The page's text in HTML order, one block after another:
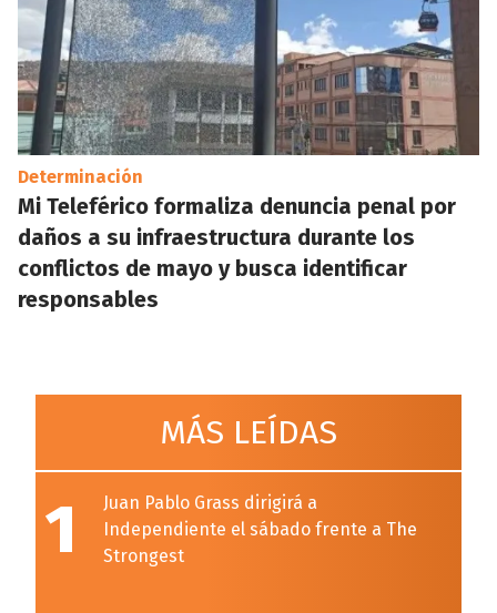
Determinación
Mi Teleférico formaliza denuncia penal por
daños a su infraestructura durante los
conflictos de mayo y busca identificar
responsables
MÁS LEÍDAS
1
Juan Pablo Grass dirigirá a
Independiente el sábado frente a The
Strongest